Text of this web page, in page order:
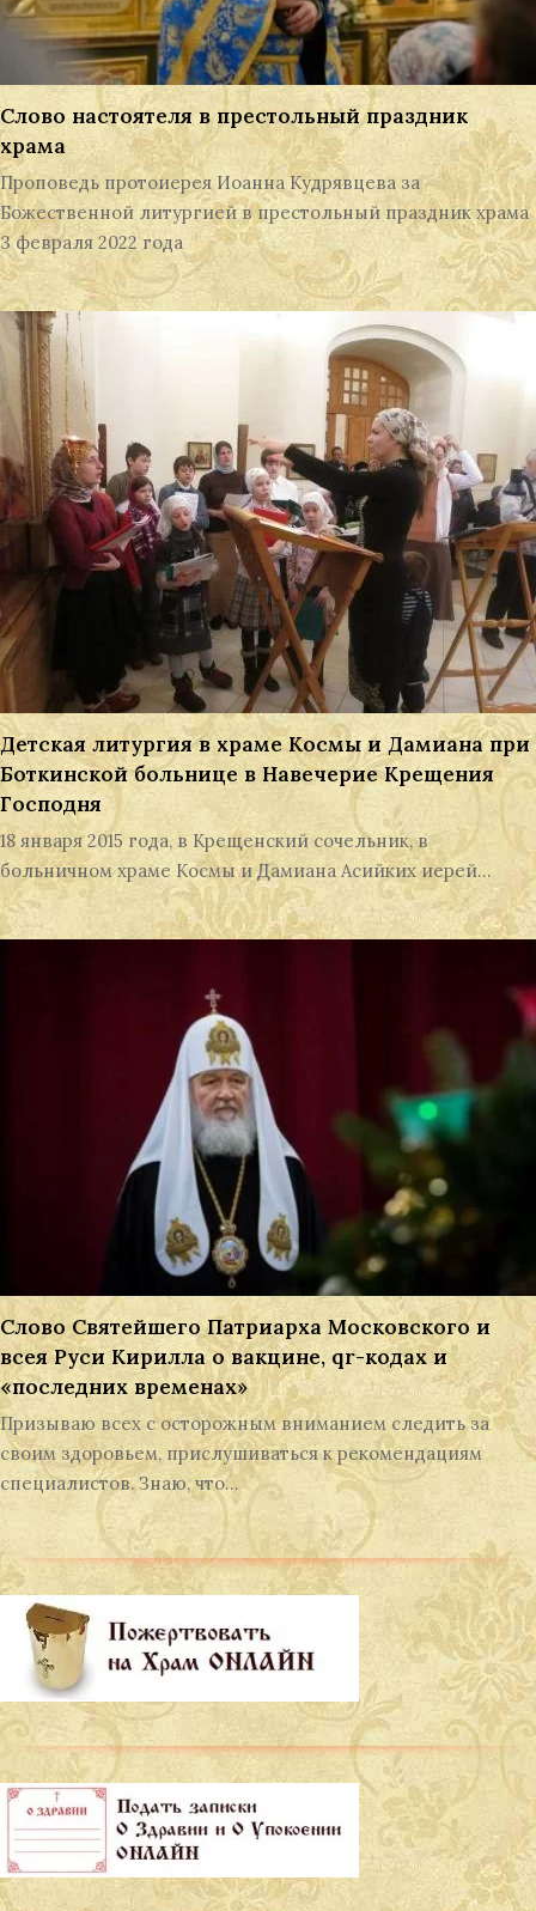
Слово настоятеля в престольный праздник
храма
Проповедь протоиерея Иоанна Кудрявцева за
Божественной литургией в престольный праздник храма
3 февраля 2022 года
Детская литургия в храме Космы и Дамиана при
Боткинской больнице в Навечерие Крещения
Господня
18 января 2015 года, в Крещенский сочельник, в
больничном храме Космы и Дамиана Асийких иерей…
Слово Святейшего Патриарха Московского и
всея Руси Кирилла о вакцине, qr-кодах и
«последних временах»
Призываю всех с осторожным вниманием следить за
своим здоровьем, прислушиваться к рекомендациям
специалистов. Знаю, что…